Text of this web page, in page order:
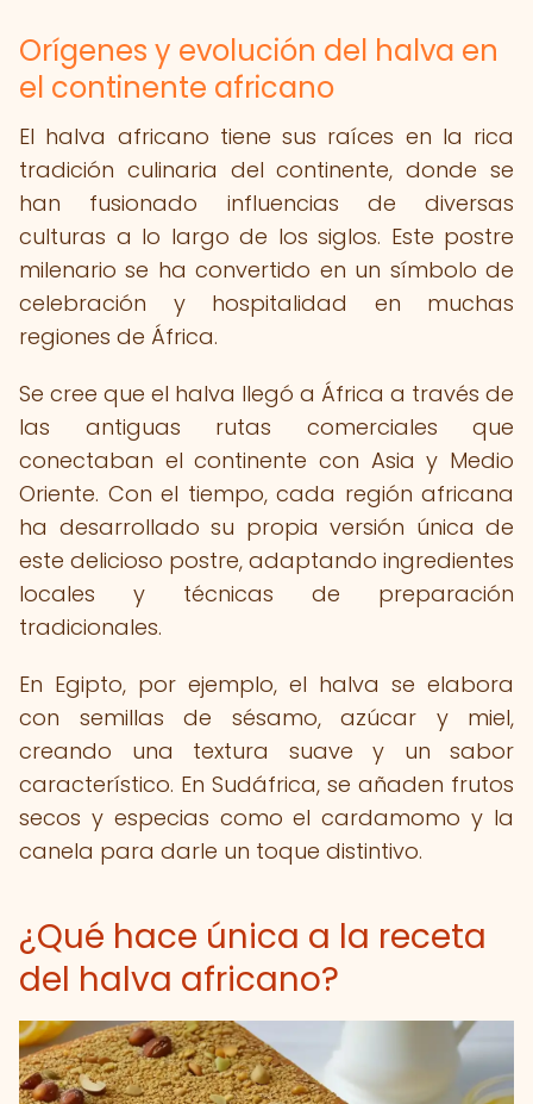
Orígenes y evolución del halva en
el continente africano
El halva africano tiene sus raíces en la rica
tradición culinaria del continente, donde se
han fusionado influencias de diversas
culturas a lo largo de los siglos. Este postre
milenario se ha convertido en un símbolo de
celebración y hospitalidad en muchas
regiones de África.
Se cree que el halva llegó a África a través de
las antiguas rutas comerciales que
conectaban el continente con Asia y Medio
Oriente. Con el tiempo, cada región africana
ha desarrollado su propia versión única de
este delicioso postre, adaptando ingredientes
locales y técnicas de preparación
tradicionales.
En Egipto, por ejemplo, el halva se elabora
con semillas de sésamo, azúcar y miel,
creando una textura suave y un sabor
característico. En Sudáfrica, se añaden frutos
secos y especias como el cardamomo y la
canela para darle un toque distintivo.
¿Qué hace única a la receta
del halva africano?